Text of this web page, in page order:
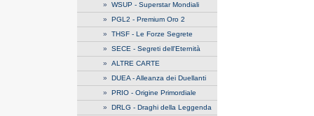
» WSUP - Superstar Mondiali
» PGL2 - Premium Oro 2
» THSF - Le Forze Segrete
» SECE - Segreti dell'Eternità
» ALTRE CARTE
» DUEA - Alleanza dei Duellanti
» PRIO - Origine Primordiale
» DRLG - Draghi della Leggenda